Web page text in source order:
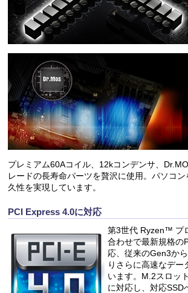
プレミアム60Aコイル、12kコンデンサ、
レードの長寿命パーツを贅沢に使用。パソコ
久性を実現しています。
PCI Express 4.0に対応
第3世代 Ryzen™ プ
合わせで最新規格の
応、従来のGen3か
りさらに高速なデー
います。M.2スロッ
に対応し、対応SSD